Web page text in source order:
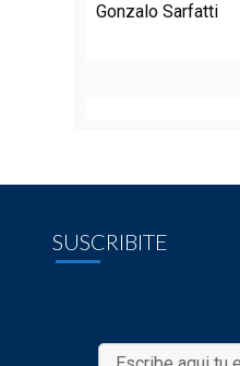
Gonzalo Sarfatti
SUSCRIBITE